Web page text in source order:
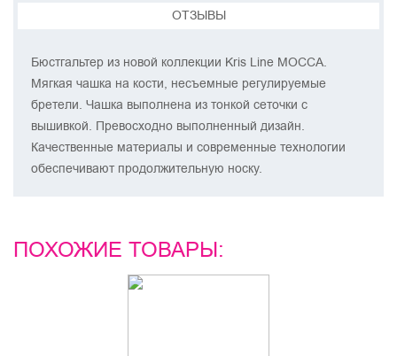
ОТЗЫВЫ
Бюстгальтер из новой коллекции Kris Line MOCCA.
Мягкая чашка на кости, несъемные регулируемые
бретели. Чашка выполнена из тонкой сеточки с
вышивкой. Превосходно выполненный дизайн.
Качественные материалы и современные технологии
обеспечивают продолжительную носку.
ПОХОЖИЕ ТОВАРЫ: